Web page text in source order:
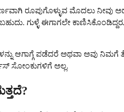
ರೂಪುಗೊಳ್ಳುವ ಮೊದಲು ನೀವು
ಗುಳ್ಳೆ ಈಗಾಗಲೇ
ಆಗಾಗ್ಗೆ ಪಡೆದರೆ ಅಥವಾ ಅವು
ಸೋಂಕುಗಳಿಗೆ ಅಲ್ಲ.